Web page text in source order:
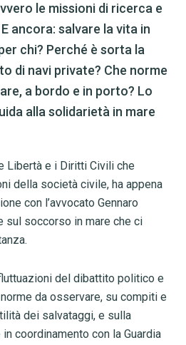
le missioni di ricerca e
ancora: salvare la vita in
chi? Perché è sorta la
di navi private? Che norme
a bordo e in porto? Lo
alla solidarietà in mare
Libertà e i Diritti Civili che
della società civile, ha appena
con l’avvocato Gennaro
sul soccorso in mare che ci
del dibattito politico e
da osservare, su compiti e
dei salvataggi, e sulla
coordinamento con la Guardia